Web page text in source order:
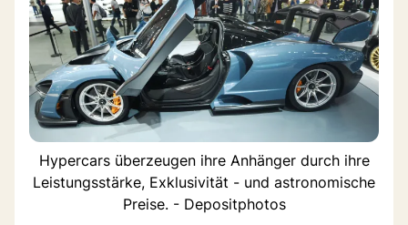
Hypercars überzeugen ihre Anhänger durch ihre
Leistungsstärke, Exklusivität - und astronomische
Preise. - Depositphotos